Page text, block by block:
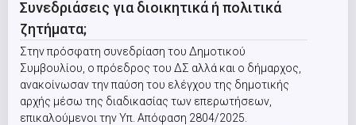
Συνεδριάσεις για διοικητικά ή πολιτικά
ζητήματα;
Στην πρόσφατη συνεδρίαση του Δημοτικού
Συμβουλίου, ο πρόεδρος του ΔΣ αλλά και ο δήμαρχος,
ανακοίνωσαν την παύση του ελέγχου της δημοτικής
αρχής μέσω της διαδικασίας των επερωτήσεων,
επικαλούμενοι την Υπ. Απόφαση 2804/2025.